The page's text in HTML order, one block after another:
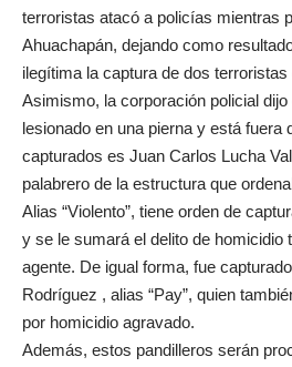
terroristas atacó a policías mientras
Ahuachapán, dejando como
ilegítima la captura de dos terroristas
Asimismo, la corporación policial dijo
lesionado en una pierna y está fuera
capturados es Juan Carlos Lucha
palabrero de la estructura que
Alias “Violento”, tiene orden de
y se le sumará el delito de homicidio
agente. De igual forma, fue
Rodríguez , alias “Pay”, quien
por homicidio agravado.
Además, estos pandilleros serán